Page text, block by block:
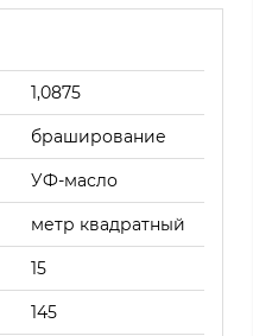
1,0875
браширование
УФ-масло
метр квадратный
15
145